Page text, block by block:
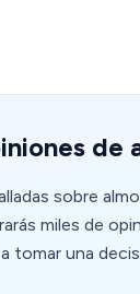
de
sobre
miles de
tomar una